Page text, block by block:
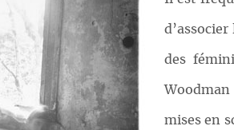
des
Woodman
mises en